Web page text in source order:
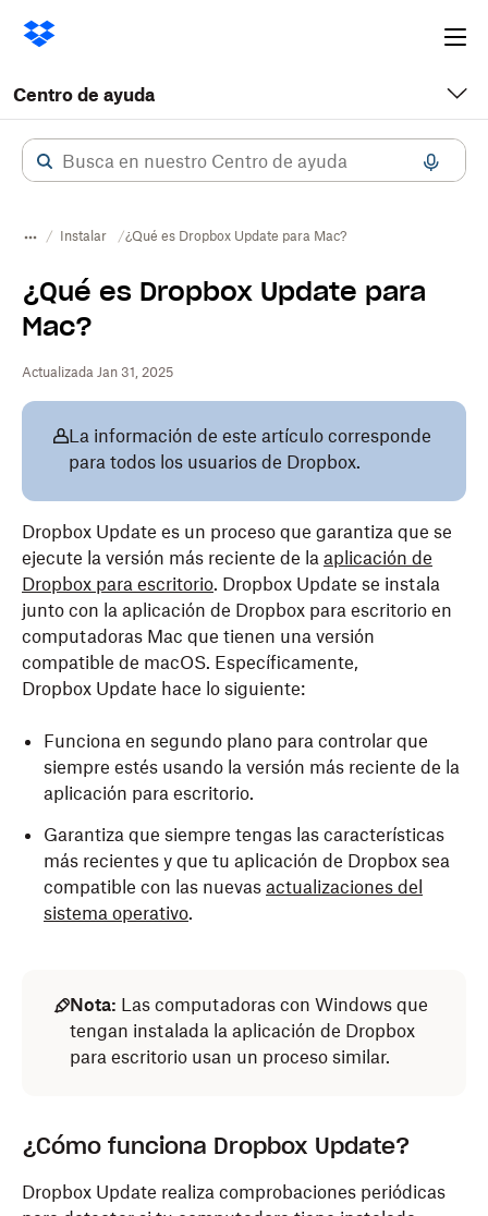
Centro de ayuda
Instalar ¿Qué es Dropbox Update para Mac?
¿Qué es Dropbox Update para
Mac?
Actualizada Jan 31, 2025
La información de este artículo corresponde
para todos los usuarios de Dropbox.
Dropbox Update es un proceso que garantiza que se
ejecute la versión más reciente de la aplicación de
Dropbox para escritorio. Dropbox Update se instala
junto con la aplicación de Dropbox para escritorio en
computadoras Mac que tienen una versión
compatible de macOS. Específicamente,
Dropbox Update hace lo siguiente:
Funciona en segundo plano para controlar que
siempre estés usando la versión más reciente de la
aplicación para escritorio.
Garantiza que siempre tengas las características
más recientes y que tu aplicación de Dropbox sea
compatible con las nuevas actualizaciones del
sistema operativo.
Nota: Las computadoras con Windows que
tengan instalada la aplicación de Dropbox
para escritorio usan un proceso similar.
¿Cómo funciona Dropbox Update?
Dropbox Update realiza comprobaciones periódicas